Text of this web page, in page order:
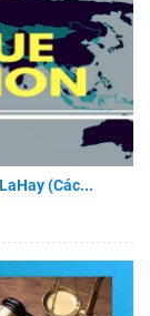
(Các...